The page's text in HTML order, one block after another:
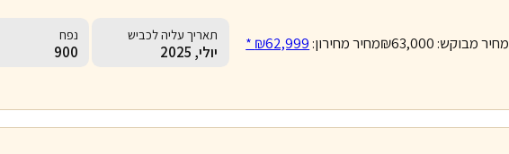
מחיר מבוקש:₪63,000מחיר מחירון:₪62,999 * תאריך עליה לכביש
יולי, 2025
נפח
900